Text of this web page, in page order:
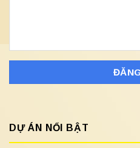
DỰ ÁN NỔI BẬT